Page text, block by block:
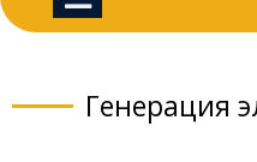
Генерация